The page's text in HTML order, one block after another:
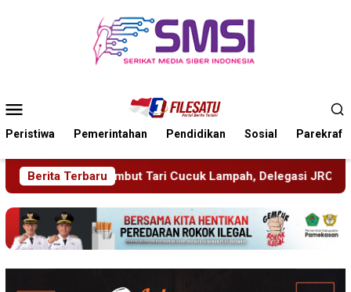
Mobile
Peristiwa Pemerintahan Pendidikan Sosial Parekraf
Berita Terbaru
Lampah, Delegasi JRCS Jepang Berbagi Pengetahuan di